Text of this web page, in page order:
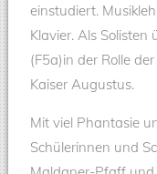
einstudiert.
Klavier. Als
(F5a)in der Rolle
Kaiser Augustus.
Mit viel Phantasie
Schülerinnen und